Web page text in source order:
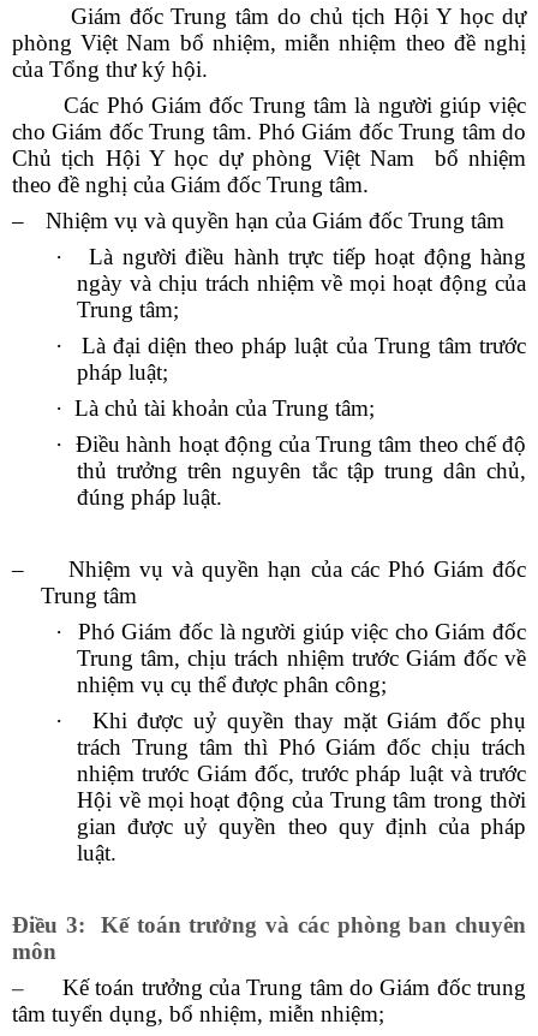
Giám đốc Trung tâm do chủ tịch Hội Y học dự
phòng Việt Nam bổ nhiệm, miễn nhiệm theo đề nghị
của Tổng thư ký hội.
Các Phó Giám đốc Trung tâm là người giúp việc
cho Giám đốc Trung tâm. Phó Giám đốc Trung tâm do
Chủ tịch Hội Y học dự phòng Việt Nam bổ nhiệm
theo đề nghị của Giám đốc Trung tâm.
–
Nhiệm vụ và quyền hạn của Giám đốc Trung tâm
·
Là người điều hành trực tiếp hoạt động hàng
ngày và chịu trách nhiệm về mọi hoạt động của
Trung tâm;
·
Là đại diện theo pháp luật của Trung tâm trước
pháp luật;
· Là chủ tài khoản của Trung tâm;
· Điều hành hoạt động của Trung tâm theo chế độ
thủ trưởng trên nguyên tắc tập trung dân chủ,
đúng pháp luật.
–
Nhiệm vụ và quyền hạn của các Phó Giám đốc
Trung tâm
·
Phó Giám đốc là người giúp việc cho Giám đốc
Trung tâm, chịu trách nhiệm trước Giám đốc về
nhiệm vụ cụ thể được phân công;
·
Khi được uỷ quyền thay mặt Giám đốc phụ
trách Trung tâm thì Phó Giám đốc chịu trách
nhiệm trước Giám đốc, trước pháp luật và trước
Hội về mọi hoạt động của Trung tâm trong thời
gian được uỷ quyền theo quy định của pháp
luật.
Điều 3: Kế toán trưởng và các phòng ban chuyên
môn
– Kế toán trưởng của Trung tâm do Giám đốc trung
tâm tuyển dụng, bổ nhiệm, miễn nhiệm;